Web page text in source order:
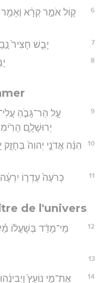
6
ק֚וֹל אֹמֵ֣ר קְרָ֔א
7 יָבֵ֤שׁ חָצִיר֙
8
9
עַ֣ל הַר־גָּבֹ֤הַ
יְרוּשָׁלִָ֑ם
10
הִנֵּ֨ה אֲדֹנָ֤י יְהוִה֙ בְּחָזָ֣ק
11 כְּרֹעֶה֙ עֶדְר֣וֹ יִרְעֶ֔ה
de l'univers
12
מִֽי־מָדַ֨ד בְּשָׁעֳל֜וֹ
13
14
אֶת־מִ֤י נוֹעָץ֙